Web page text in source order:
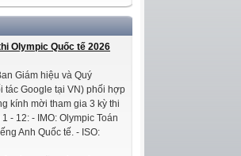
Olympic Quốc tế 2026
Giám hiệu và Quý
tác Google tại VN) phối hợp
kính mời tham gia 3 kỳ thi
- 12: - IMO: Olympic Toán
Anh Quốc tế. - ISO: